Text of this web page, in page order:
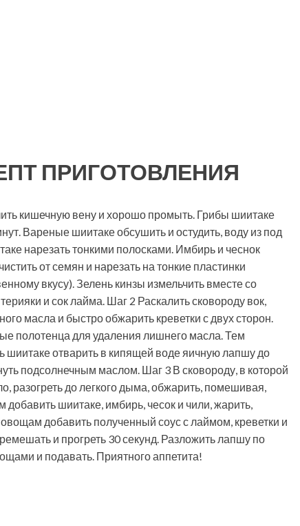
ПРИГОТОВЛЕНИЯ
кишечную вену и хорошо промыть. Грибы шиитаке
Вареные шиитаке обсушить и остудить, воду из под
нарезать тонкими полосками. Имбирь и чеснок
от семян и нарезать на тонкие пластинки
вкусу). Зелень кинзы измельчить вместе со
и сок лайма. Шаг 2 Раскалить сковороду вок,
масла и быстро обжарить креветки с двух сторон.
полотенца для удаления лишнего масла. Тем
шиитаке отварить в кипящей воде яичную лапшу до
подсолнечным маслом. Шаг 3 В сковороду, в которой
разогреть до легкого дыма, обжарить, помешивая,
шиитаке, имбирь, чесок и чили, жарить,
добавить полученный соус с лаймом, креветки и
и прогреть 30 секунд. Разложить лапшу по
и подавать. Приятного аппетита!